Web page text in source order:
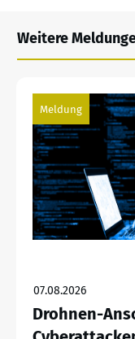
Weitere
Meldung
07.08.2026
Drohnen-